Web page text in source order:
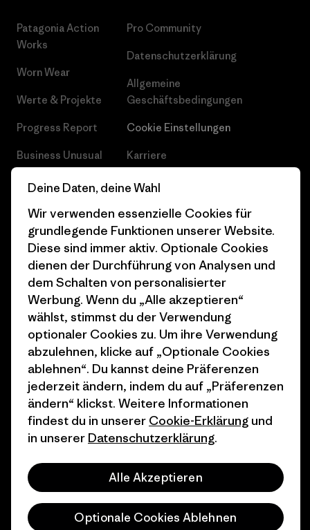
Patagonia Action
Works
Worn Wear
Werte & Projekte
Progress Report
Business Unusual
Klimaziele
1% For The Planet
Wie wir finanzieren
Geschenkgutscheine
Stores in deiner
Nähe
Pro Community
Datenschutzerklärung
Allgemeine
Geschäftsbedingungen
Cookie Einstellungen
Karriere
Pressekontakt
Industry program
Affiliate-Programm
Patagonia Deutschland
Seitenverzeichnis
© 2026 Patagonia, Inc. All Rights Reserved.
Deine Daten, deine Wahl
Wir verwenden essenzielle Cookies für
grundlegende Funktionen unserer Website.
Diese sind immer aktiv. Optionale Cookies
dienen der Durchführung von Analysen und
dem Schalten von personalisierter
Werbung. Wenn du „Alle akzeptieren“
wählst, stimmst du der Verwendung
optionaler Cookies zu. Um ihre Verwendung
abzulehnen, klicke auf „Optionale Cookies
ablehnen“. Du kannst deine Präferenzen
jederzeit ändern, indem du auf „Präferenzen
ändern“ klickst. Weitere Informationen
findest du in unserer Cookie-Erklärung und
in unserer Datenschutzerklärung.
Alle Akzeptieren
Optionale Cookies Ablehnen